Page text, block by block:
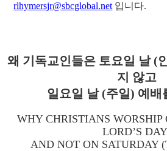
rlhymersjr@sbcglobal.net 입니다.
왜 기독교인들은 토요일 날 (
지 않고
일요일 날 (주일) 예배
WHY CHRISTIANS WORSHIP
LORD’S
AND NOT ON SATURDAY